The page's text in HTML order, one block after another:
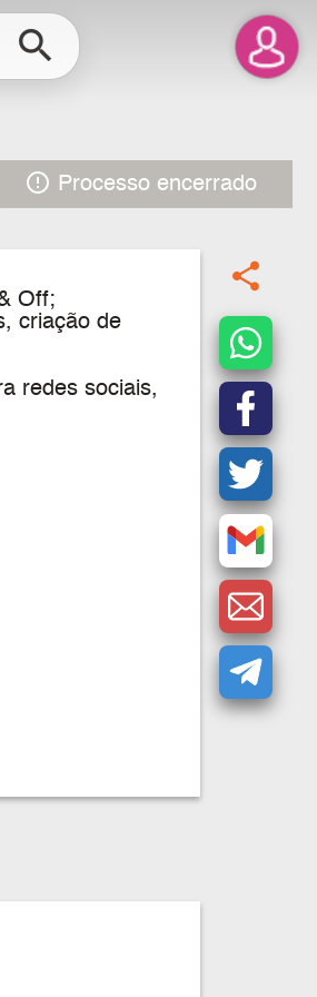
search
error_outline Processo encerrado
Off;
criação de
redes sociais,
share